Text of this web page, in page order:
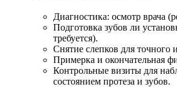
Диагностика: осмотр врача
Подготовка зубов ли
требуется).
Снятие слепков для точного
Примерка и окончательная
Контрольные визиты для
состоянием протеза и зубов.